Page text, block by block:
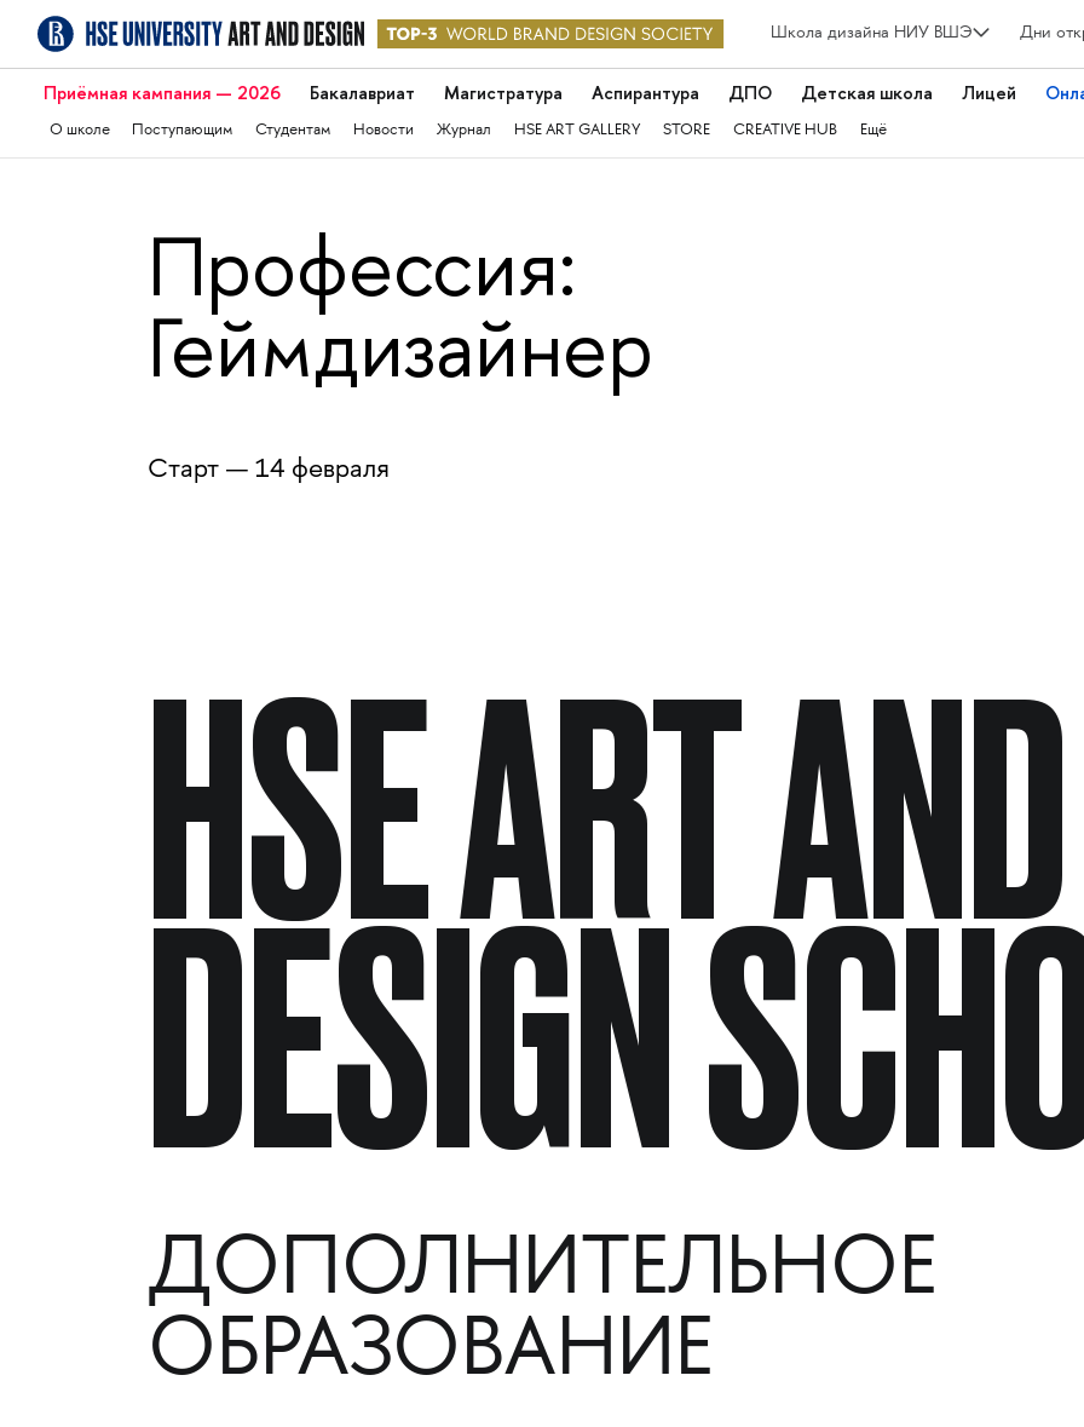
Школа дизайна НИУ ВШЭ Дни
Приёмная кампания — 2026 Бакалавриат Магистратура Аспирантура ДПО Детская школа Лицей
О школе Поступающим Студентам Новости Журнал HSE ART GALLERY STORE CREATIVE HUB Ещё
Профессия:
Геймдизайнер
Cтарт — 14 февраля
HSE ART AND
DESIGN
ДОПОЛНИТЕЛЬНОЕ
ОБРАЗОВАНИЕ